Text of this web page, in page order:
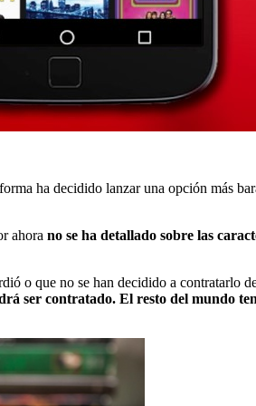
ha decidido lanzar una opción más
ahora no se ha detallado sobre las
o que no se han decidido a contratarlo
ser contratado. El resto del mundo